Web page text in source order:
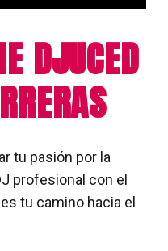
DJUCED
tu pasión por la
profesional con el
tu camino hacia el